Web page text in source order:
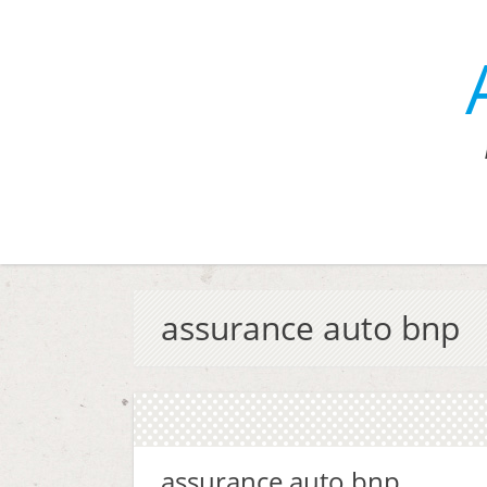
assurance auto bnp